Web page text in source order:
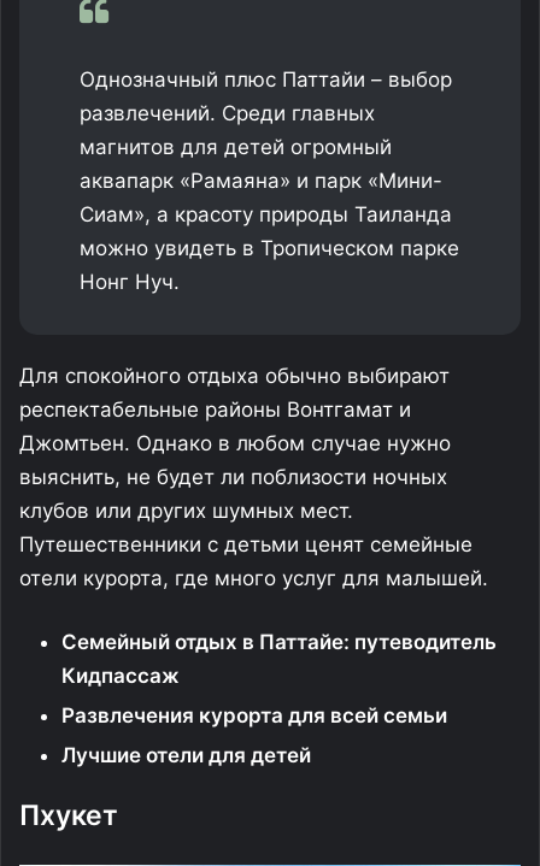
Однозначный плюс Паттайи – выбор
развлечений. Среди главных
магнитов для детей огромный
аквапарк «Рамаяна» и парк «Мини-
Сиам», а красоту природы Таиланда
можно увидеть в Тропическом парке
Нонг Нуч.
Для спокойного отдыха обычно выбирают
респектабельные районы Вонтгамат и
Джомтьен. Однако в любом случае нужно
выяснить, не будет ли поблизости ночных
клубов или других шумных мест.
Путешественники с детьми ценят семейные
отели курорта, где много услуг для малышей.
Семейный отдых в Паттайе: путеводитель
Кидпассаж
Развлечения курорта для всей семьи
Лучшие отели для детей
Пхукет